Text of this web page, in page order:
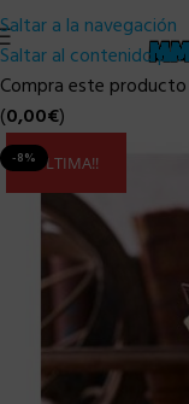
Saltar a la navegación
Saltar al contenido
Compra este
(0,00€)
-8%ULTIMA!!